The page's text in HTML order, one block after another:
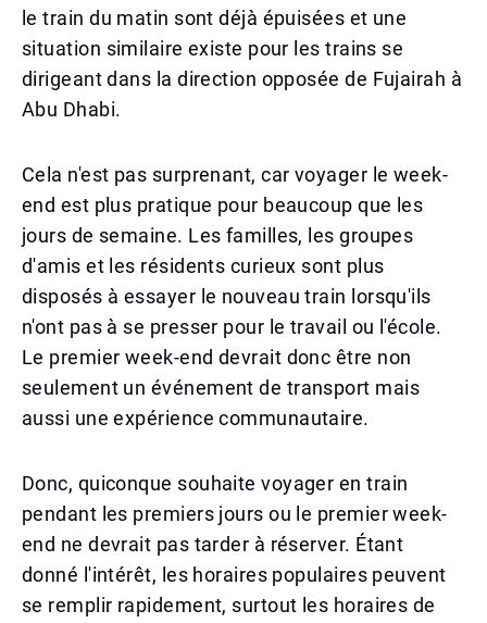
le train du matin sont déjà épuisées et une
situation similaire existe pour les trains se
dirigeant dans la direction opposée de Fujairah à
Abu Dhabi.
Cela n'est pas surprenant, car voyager le week-
end est plus pratique pour beaucoup que les
jours de semaine. Les familles, les groupes
d'amis et les résidents curieux sont plus
disposés à essayer le nouveau train lorsqu'ils
n'ont pas à se presser pour le travail ou l'école.
Le premier week-end devrait donc être non
seulement un événement de transport mais
aussi une expérience communautaire.
Donc, quiconque souhaite voyager en train
pendant les premiers jours ou le premier week-
end ne devrait pas tarder à réserver. Étant
donné l'intérêt, les horaires populaires peuvent
se remplir rapidement, surtout les horaires de